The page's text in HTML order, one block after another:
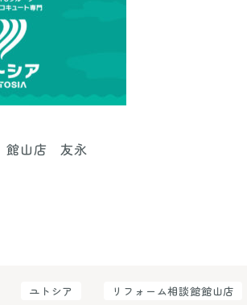
館山店 友永
ユトシア リフォーム相談館館山店